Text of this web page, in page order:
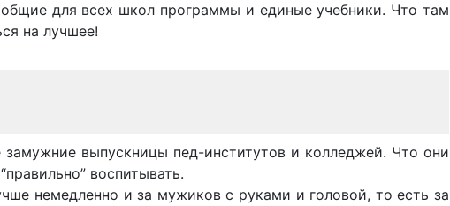
для всех школ программы и единые учебники. Что там
на лучшее!
замужние выпускницы пед-институтов и колледжей. Что они
воспитывать.
немедленно и за мужиков с руками и головой, то есть за